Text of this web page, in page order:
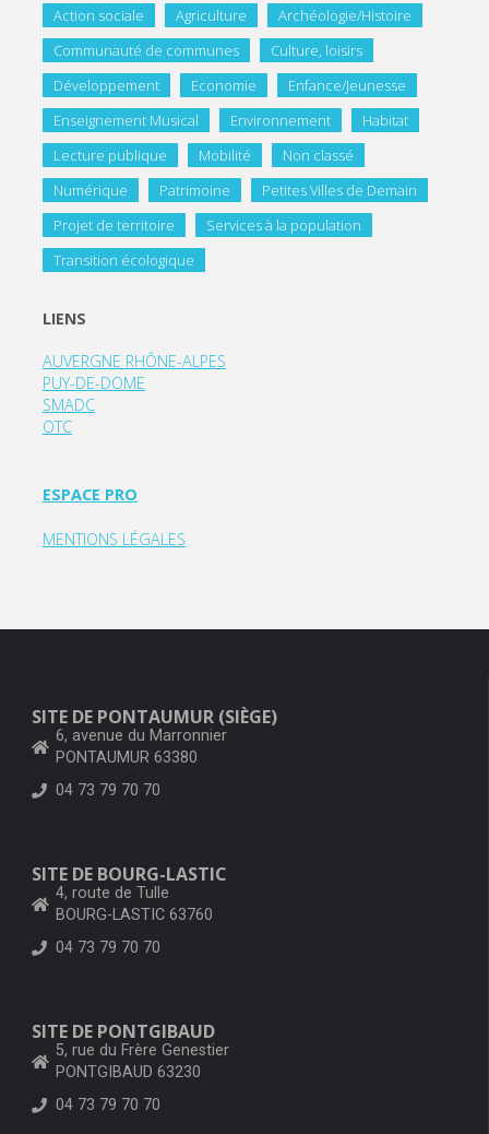
Action sociale Agriculture
Archéologie/Histoire
Communauté de communes
Culture, loisirs
Développement
Economie
Enfance/Jeunesse
Enseignement Musical
Environnement
Habitat
Lecture publique
Mobilité
Non classé
Numérique
Patrimoine
Petites Villes de Demain
Projet de territoire
Services à la population
Transition écologique
LIENS
AUVERGNE RHÔNE-ALPES
PUY-DE-DOME
SMADC
OTC
ESPACE PRO
MENTIONS LÉGALES
SITE DE PONTAUMUR (SIÈGE)
6, avenue du Marronnier
PONTAUMUR 63380
04 73 79 70 70
SITE DE BOURG-LASTIC
4, route de Tulle
BOURG-LASTIC 63760
04 73 79 70 70
SITE DE PONTGIBAUD
5, rue du Frère Genestier
PONTGIBAUD 63230
04 73 79 70 70